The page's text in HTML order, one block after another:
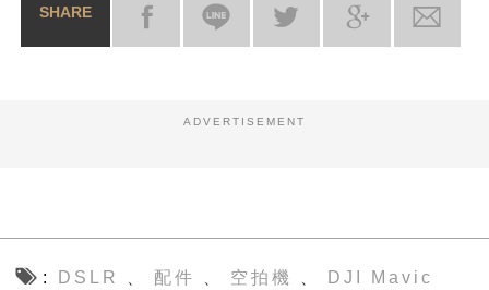
SHARE
ADVERTISEMENT
DSLR 配件 空拍機
DJI Mavic